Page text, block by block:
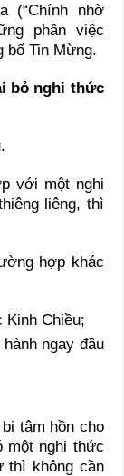
(“Chính nhờ
phần việc
bố Tin Mừng.
bỏ nghi thức
với một nghi
liêng, thì
hợp khác
Kinh Chiều;
ngay đầu
tâm hồn cho
một nghi thức
thì không cần